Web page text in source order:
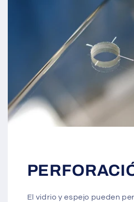
El vidrio y espejo pueden